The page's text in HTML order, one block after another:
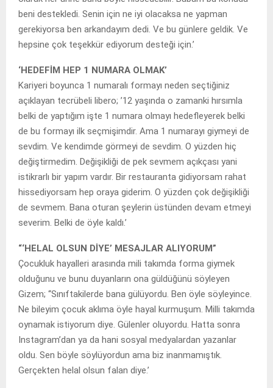
beni destekledi. Senin için ne iyi olacaksa ne yapman
gerekiyorsa ben arkandayım dedi. Ve bu günlere geldik. Ve
hepsine çok teşekkür ediyorum desteği için.’
‘HEDEFİM HEP 1 NUMARA OLMAK’
Kariyeri boyunca 1 numaralı formayı neden seçtiğiniz
açıklayan tecrübeli libero; ’12 yaşında o zamanki hırsımla
belki de yaptığım işte 1 numara olmayı hedefleyerek belki
de bu formayı ilk seçmişimdir. Ama 1 numarayı giymeyi de
sevdim. Ve kendimde görmeyi de sevdim. O yüzden hiç
değiştirmedim. Değişikliği de pek sevmem açıkçası yani
istikrarlı bir yapım vardır. Bir restauranta gidiyorsam rahat
hissediyorsam hep oraya giderim. O yüzden çok değişikliği
de sevmem. Bana oturan şeylerin üstünden devam etmeyi
severim. Belki de öyle kaldı.’
“‘HELAL OLSUN DİYE’ MESAJLAR ALIYORUM”
Çocukluk hayalleri arasında mili takımda forma giymek
olduğunu ve bunu duyanların ona güldüğünü söyleyen
Gizem; ‘‘Sınıftakilerde bana gülüyordu. Ben öyle söyleyince.
Ne bileyim çocuk aklıma öyle hayal kurmuşum. Milli takımda
oynamak istiyorum diye. Gülenler oluyordu. Hatta sonra
Instagram’dan ya da hani sosyal medyalardan yazanlar
oldu. Sen böyle söylüyordun ama biz inanmamıştık.
Gerçekten helal olsun falan diye.’